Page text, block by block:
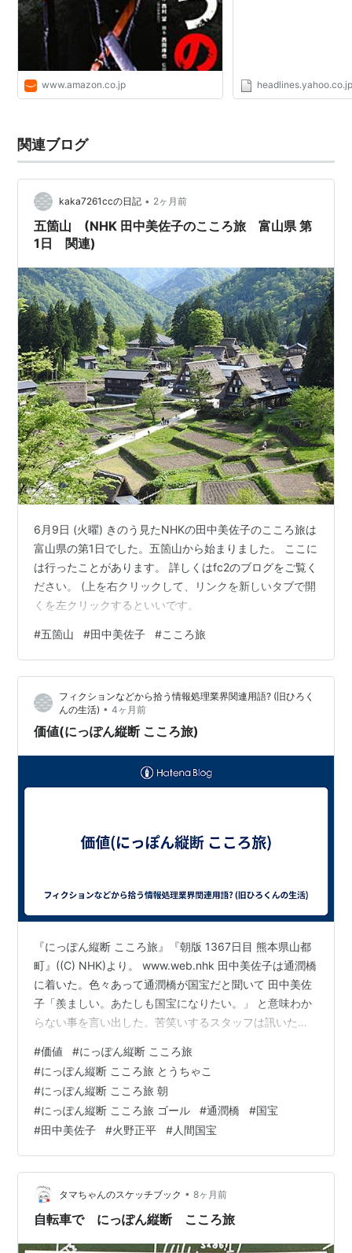
大場久美子 (出演): DVD
www.amazon.co.jp
関連ブログ
kaka7261ccの日記 • 2ヶ月前
五箇山 (NHK 田中美佐子のこころ旅 富山県 第
1日 関連)
6月9日 (火曜) きのう見たNHKの田中美佐子のこころ旅は
富山県の第1日でした。五箇山から始まりました。 ここに
は行ったことがあります。 詳しくはfc2のブログをご覧く
ださい。 (上を右クリックして、リンクを新しいタブで開
くを左クリックするといいです。
#五箇山 #田中美佐子 #こころ旅
フィクションなどから拾う情報処理業界関連用語? (旧ひろく
んの生活) • 4ヶ月前
価値(にっぽん縦断 こころ旅)
『にっぽん縦断 こころ旅』『朝版 1367日目 熊本県山都
町』((C) NHK)より。 www.web.nhk 田中美佐子は通潤橋
に着いた。色々あって通潤橋が国宝だと聞いて 田中美佐
子「羨ましい。あたしも国宝になりたい。」 と意味わか
らない事を言い出した。苦笑いするスタッフは訊いた。
(と視聴者)にも意味が通じた。 田中美佐子「じゃあ、も
う、夏祭りはしまったけど、(火野)正平ちゃんに。人間国
宝ものだよ。それを考えたら。だって14年間、続けられ
ないよ。いや、みんなもね。」 スタッフはさらに頷い
た。 田中美佐子「やっぱ、国宝って良いな。」 国宝に…
#価値 #にっぽん縦断 こころ旅
#にっぽん縦断 こころ旅 とうちゃこ
#にっぽん縦断 こころ旅 朝
#にっぽん縦断 こころ旅 ゴール #通潤橋 #国宝
#田中美佐子 #火野正平 #人間国宝
タマちゃんのスケッチブック • 8ヶ月前
自転車で にっぽん縦断 こころ旅